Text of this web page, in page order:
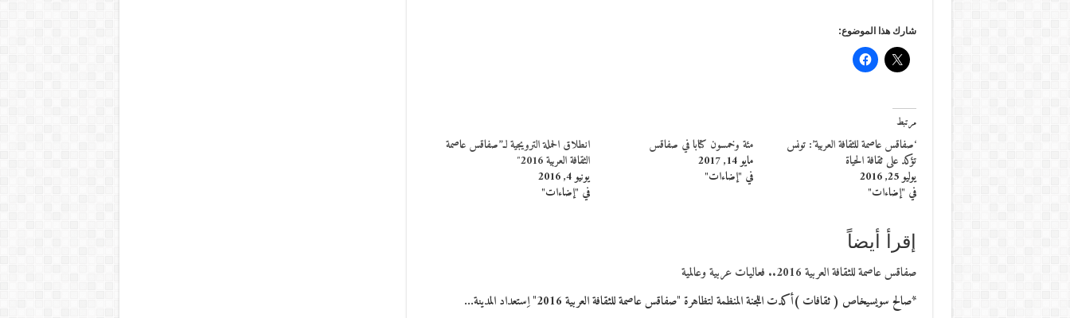
شارك هذا الموضوع:
مرتبط
‘صفاقس عاصمة للثقافة العربية’: تونس
تؤكد على ثقافة الحياة
يوليو 25, 2016
في "إضاءات"
مئة وخمسون كتابا في صفاقس
مايو 14, 2017
في "إضاءات"
انطلاق الحملة الترويجية لـ”صفاقس عاصمة
الثقافة العربية 2016″
يونيو 4, 2016
في "إضاءات"
إقرأ أيضاً
صفاقس عاصمة للثقافة العربية 2016.. فعاليات عربية وعالمية
*صالح سويسيخاص ( ثقافات )أكدت اللجنة المنظمة لتظاهرة "صفاقس عاصمة للثقافة العربية 2016" اِستعداد المدينة…